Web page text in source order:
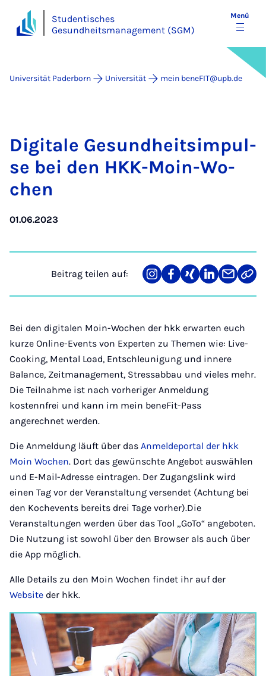
Studentisches
Gesundheitsmanagement (SGM)
Menü
Universität Paderborn Universität mein beneFIT@upb.de
Di­gi­ta­le Ge­sund­heits­im­pul­
se bei den HKK-Moin-Wo­
chen
01.06.2023
Beitrag teilen auf:
Teilen
auf
Teilen
auf
Teilen
auf
Teilen
auf
Teilen
über
Mail
Link
Bei den digitalen Moin-Wochen der hkk erwarten euch
kurze Online-Events von Experten zu Themen wie: Live-
Cooking, Mental Load, Entschleunigung und innere
Balance, Zeitmanagement, Stressabbau und vieles mehr.
Die Teilnahme ist nach vorheriger Anmeldung
kostennfrei und kann im mein beneFit-Pass
angerechnet werden.
Die Anmeldung läuft über das Anmeldeportal der hkk
Moin Wochen. Dort das gewünschte Angebot auswählen
und E-Mail-Adresse eintragen. Der Zugangslink wird
einen Tag vor der Veranstaltung versendet (Achtung bei
den Kochevents bereits drei Tage vorher).Die
Veranstaltungen werden über das Tool „GoTo“ angeboten.
Die Nutzung ist sowohl über den Browser als auch über
die App möglich.
Alle Details zu den Moin Wochen findet ihr auf der
Website der hkk.